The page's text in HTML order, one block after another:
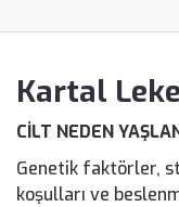
Kartal
CİLT NEDEN
Genetik faktörler,
koşulları ve